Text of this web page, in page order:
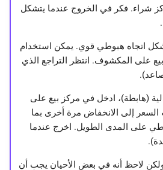
شراء. فكر في الخروج عندما يتشكل
اتجاه هبوطي قوي. يمكن استخدام
على المكشوف. انتظر التراجع الذي
(هابطة)، ادخل في مركز بيع على
إلى الانخفاض مرة أخرى بما
على المدى الطويل. اخرج عندما
لاحظ أنه في بعض الأحيان يجب أن